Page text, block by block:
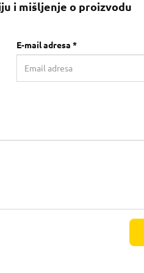
i mišljenje o proizvodu
E-mail adresa *